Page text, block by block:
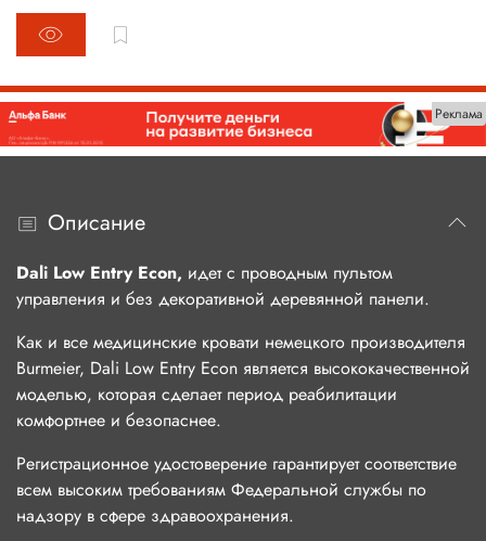
Реклама
Описание
Dali Low Entry Econ, идет с проводным пультом
управления и без декоративной деревянной панели.
Как и все медицинские кровати немецкого производителя
Burmeier, Dali Low Entry Econ является высококачественной
моделью, которая сделает период реабилитации
комфортнее и безопаснее.
Регистрационное удостоверение гарантирует соответствие
всем высоким требованиям Федеральной службы по
надзору в сфере здравоохранения.